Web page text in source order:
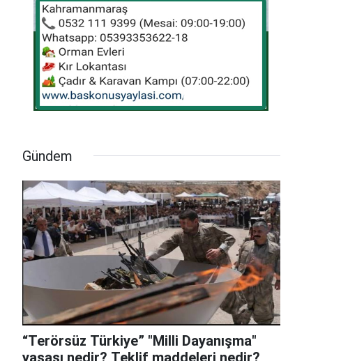
Gündem
“Terörsüz Türkiye” "Milli Dayanışma"
yasası nedir? Teklif maddeleri nedir?